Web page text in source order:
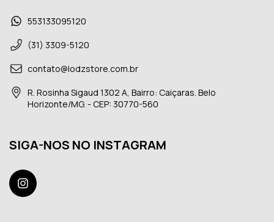
553133095120
(31) 3309-5120
contato@lodzstore.com.br
R. Rosinha Sigaud 1302 A, Bairro: Caiçaras. Belo
Horizonte/MG. - CEP: 30770-560
SIGA-NOS NO INSTAGRAM